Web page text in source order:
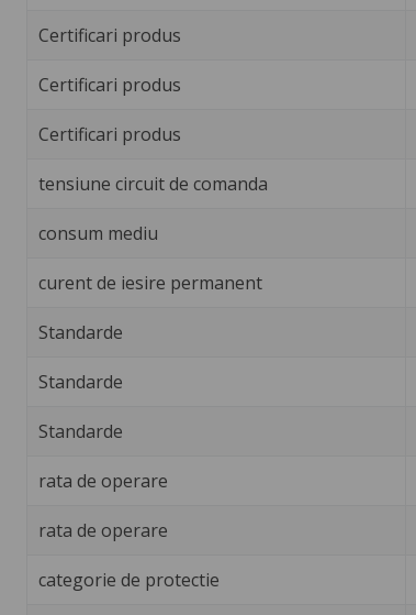
Certificari produs
Certificari produs
Certificari produs
tensiune circuit de comanda
consum mediu
curent de iesire permanent
Standarde
Standarde
Standarde
rata de operare
rata de operare
categorie de protectie